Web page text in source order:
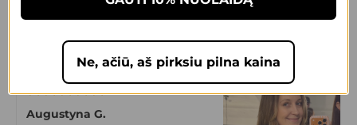
Tvirtos medžiagos, tačiau malonus
liesti dėklas. Dizainas labai cute! Ypač
Augustyna G.
Ne, ačiū, aš pirksiu pilna kaina